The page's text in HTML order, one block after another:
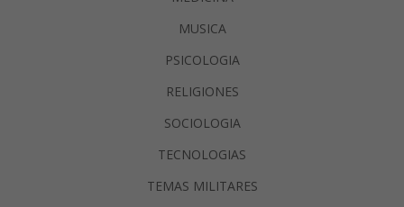
MUSICA
PSICOLOGIA
RELIGIONES
SOCIOLOGIA
TECNOLOGIAS
TEMAS MILITARES